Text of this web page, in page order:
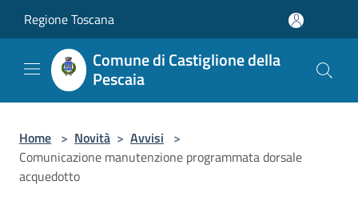
Regione Toscana
Comune di Castiglione della
Pescaia
Home > Novità > Avvisi >
Comunicazione manutenzione programmata dorsale
acquedotto